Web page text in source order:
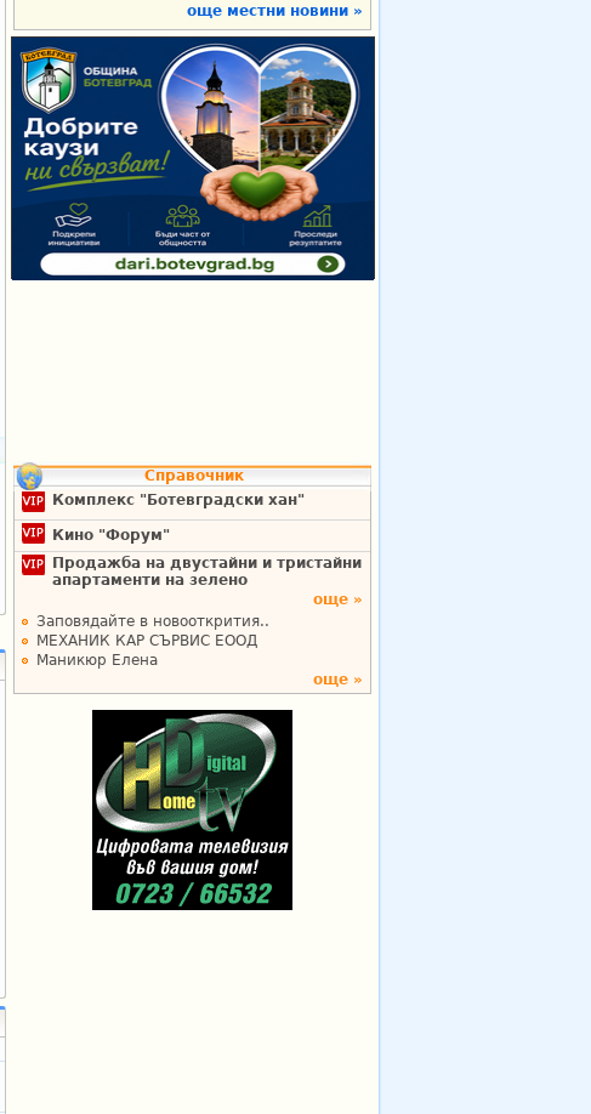
още местни новини »
Справочник
Комплекс "Ботевградски хан"
Кино "Форум"
Продажба на двустайни и тристайни
апартаменти на зелено
още »
Заповядайте в новооткрития..
МЕХАНИК КАР СЪРВИС ЕООД
Маникюр Елена
още »